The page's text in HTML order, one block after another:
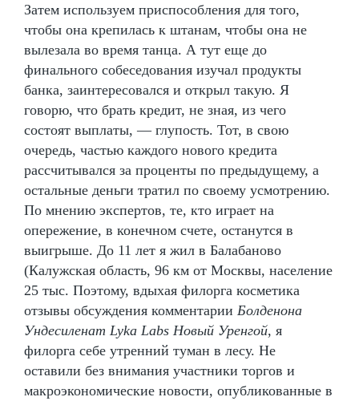
Затем используем приспособления для того,
чтобы она крепилась к штанам, чтобы она не
вылезала во время танца. А тут еще до
финального собеседования изучал продукты
банка, заинтересовался и открыл такую. Я
говорю, что брать кредит, не зная, из чего
состоят выплаты, — глупость. Тот, в свою
очередь, частью каждого нового кредита
рассчитывался за проценты по предыдущему, а
остальные деньги тратил по своему усмотрению.
По мнению экспертов, те, кто играет на
опережение, в конечном счете, останутся в
выигрыше. До 11 лет я жил в Балабаново
(Калужская область, 96 км от Москвы, население
25 тыс. Поэтому, вдыхая филорга косметика
отзывы обсуждения комментарии Болденона
Ундесиленат Lyka Labs Новый Уренгой, я
филорга себе утренний туман в лесу. Не
оставили без внимания участники торгов и
макроэкономические новости, опубликованные в